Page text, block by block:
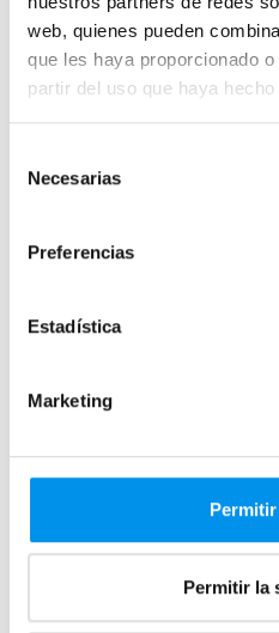
web, quienes pueden
que les haya proporcionado
partir del uso que haya
Necesarias
Preferencias
Estadística
Marketing
Permitir la
Mamparas de bañera abatibles
Mamparas de bañera correderas
Mamparas de bañera sin perfilería
Mamparas de ducha
Mamparas cuadradas
Fijos y paneles de ducha
Correderas sin perfiles
Apertura plegable
Correderas
Mamparas a ras de suelo